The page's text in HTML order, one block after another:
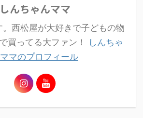
しんちゃんママ
西松屋が大好きで子どもの物
買ってる大ファン！
しんちゃ
マのプロフィール